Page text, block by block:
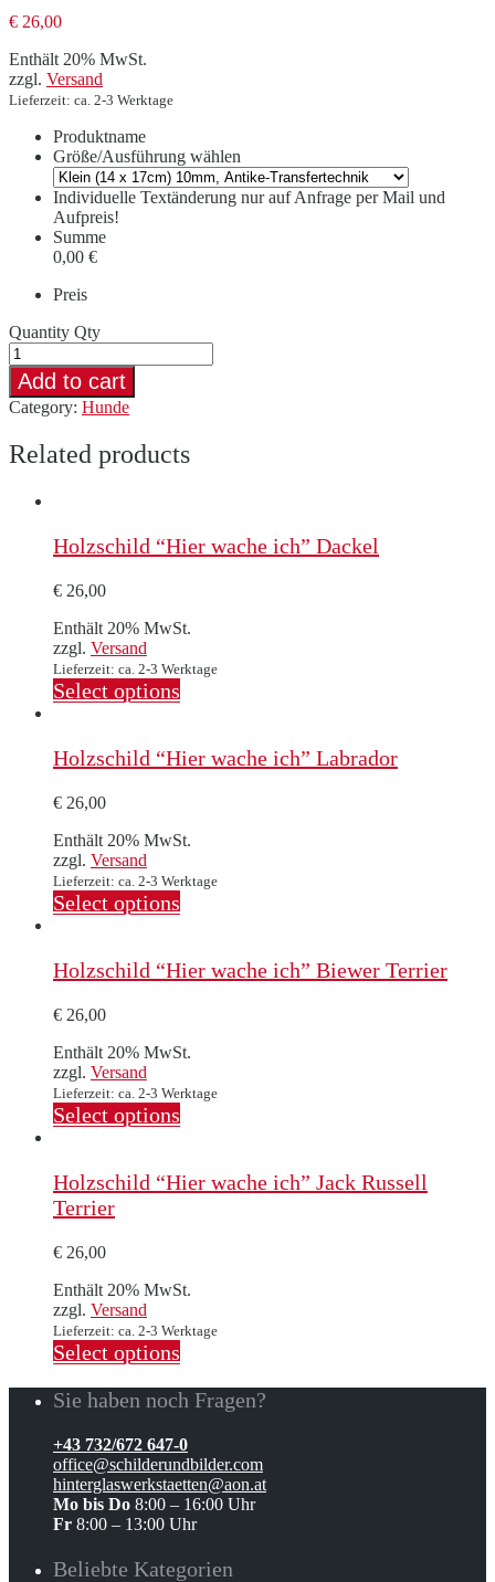
€ 26,00
Enthält 20% MwSt.
zzgl. Versand
Lieferzeit: ca. 2-3 Werktage
Produktname
Größe/Ausführung wählen
Individuelle Textänderung nur auf Anfrage per Mail und
Aufpreis!
Summe
0,00 €
Preis
Quantity Qty
Add to cart
Category: Hunde
Related products
Holzschild “Hier wache ich” Dackel
€ 26,00
Enthält 20% MwSt.
zzgl. Versand
Lieferzeit: ca. 2-3 Werktage
Select options
Holzschild “Hier wache ich” Labrador
€ 26,00
Enthält 20% MwSt.
zzgl. Versand
Lieferzeit: ca. 2-3 Werktage
Select options
Holzschild “Hier wache ich” Biewer Terrier
€ 26,00
Enthält 20% MwSt.
zzgl. Versand
Lieferzeit: ca. 2-3 Werktage
Select options
Holzschild “Hier wache ich” Jack Russell
Terrier
€ 26,00
Enthält 20% MwSt.
zzgl. Versand
Lieferzeit: ca. 2-3 Werktage
Select options
Sie haben noch Fragen?
+43 732/672 647-0
office@schilderundbilder.com
hinterglaswerkstaetten@aon.at
Mo bis Do 8:00 – 16:00 Uhr
Fr 8:00 – 13:00 Uhr
Beliebte Kategorien